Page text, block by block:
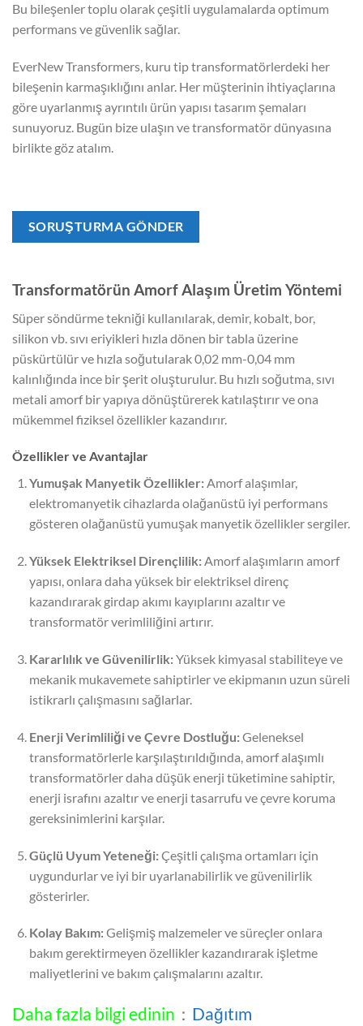
Bu bileşenler toplu olarak çeşitli uygulamalarda optimum
performans ve güvenlik sağlar.
EverNew Transformers, kuru tip transformatörlerdeki her
bileşenin karmaşıklığını anlar. Her müşterinin ihtiyaçlarına
göre uyarlanmış ayrıntılı ürün yapısı tasarım şemaları
sunuyoruz. Bugün bize ulaşın ve transformatör dünyasına
birlikte göz atalım.
SORUŞTURMA GÖNDER
Transformatörün Amorf Alaşım Üretim Yöntemi
Süper söndürme tekniği kullanılarak, demir, kobalt, bor,
silikon vb. sıvı eriyikleri hızla dönen bir tabla üzerine
püskürtülür ve hızla soğutularak 0,02 mm-0,04 mm
kalınlığında ince bir şerit oluşturulur. Bu hızlı soğutma, sıvı
metali amorf bir yapıya dönüştürerek katılaştırır ve ona
mükemmel fiziksel özellikler kazandırır.
Özellikler ve Avantajlar
Yumuşak Manyetik Özellikler:Amorf alaşımlar,
elektromanyetik cihazlarda olağanüstü iyi performans
gösteren olağanüstü yumuşak manyetik özellikler sergiler.
Yüksek Elektriksel Dirençlilik:Amorf alaşımların amorf
yapısı, onlara daha yüksek bir elektriksel direnç
kazandırarak girdap akımı kayıplarını azaltır ve
transformatör verimliliğini artırır.
Kararlılık ve Güvenilirlik:Yüksek kimyasal stabiliteye ve
mekanik mukavemete sahiptirler ve ekipmanın uzun süreli
istikrarlı çalışmasını sağlarlar.
Enerji Verimliliği ve Çevre Dostluğu:Geleneksel
transformatörlerle karşılaştırıldığında, amorf alaşımlı
transformatörler daha düşük enerji tüketimine sahiptir,
enerji israfını azaltır ve enerji tasarrufu ve çevre koruma
gereksinimlerini karşılar.
Güçlü Uyum Yeteneği:Çeşitli çalışma ortamları için
uygundurlar ve iyi bir uyarlanabilirlik ve güvenilirlik
gösterirler.
Kolay Bakım:Gelişmiş malzemeler ve süreçler onlara
bakım gerektirmeyen özellikler kazandırarak işletme
maliyetlerini ve bakım çalışmalarını azaltır.
Daha fazla bilgi edinin ： Dağıtım